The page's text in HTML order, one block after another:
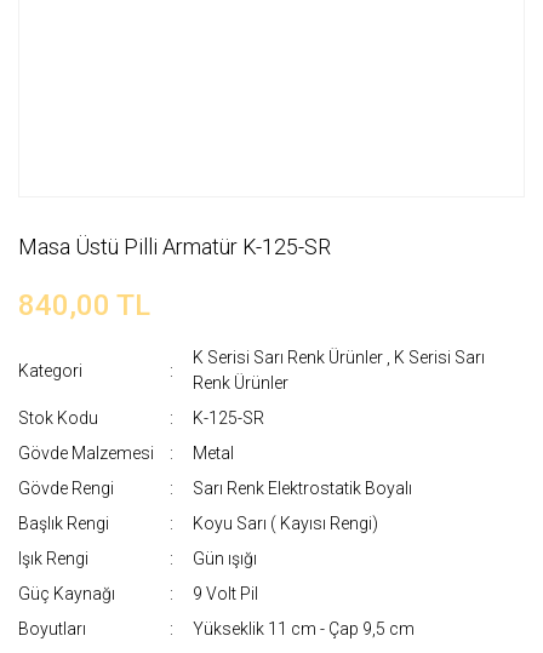
Masa Üstü Pilli Armatür K-125-SR
840,00 TL
Kategori
K Serisi Sarı Renk Ürünler
K Serisi Sarı
Renk Ürünler
Stok Kodu
K-125-SR
Gövde Malzemesi
Metal
Gövde Rengi
Sarı Renk Elektrostatik Boyalı
Başlık Rengi
Koyu Sarı ( Kayısı Rengi)
Işık Rengi
Gün ışığı
Güç Kaynağı
9 Volt Pil
Boyutları
Yükseklik 11 cm - Çap 9,5 cm